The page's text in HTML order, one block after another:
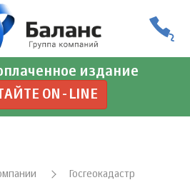
издание
ON-LINE
Госгеокадастр